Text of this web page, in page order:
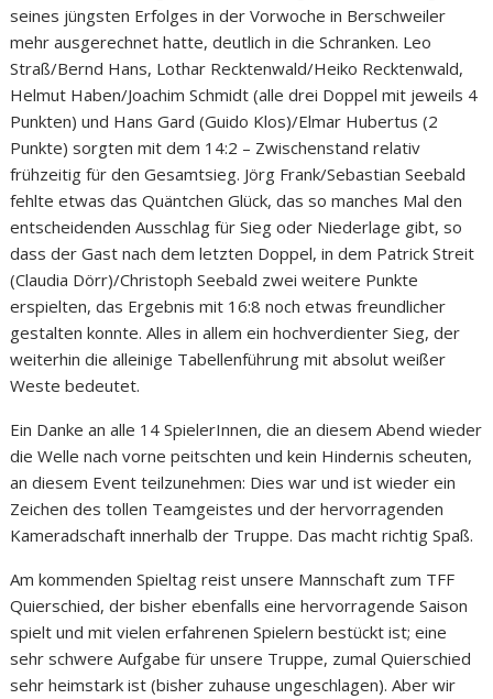
seines jüngsten Erfolges in der Vorwoche in Berschweiler
mehr ausgerechnet hatte, deutlich in die Schranken. Leo
Straß/Bernd Hans, Lothar Recktenwald/Heiko Recktenwald,
Helmut Haben/Joachim Schmidt (alle drei Doppel mit jeweils 4
Punkten) und Hans Gard (Guido Klos)/Elmar Hubertus (2
Punkte) sorgten mit dem 14:2 – Zwischenstand relativ
frühzeitig für den Gesamtsieg. Jörg Frank/Sebastian Seebald
fehlte etwas das Quäntchen Glück, das so manches Mal den
entscheidenden Ausschlag für Sieg oder Niederlage gibt, so
dass der Gast nach dem letzten Doppel, in dem Patrick Streit
(Claudia Dörr)/Christoph Seebald zwei weitere Punkte
erspielten, das Ergebnis mit 16:8 noch etwas freundlicher
gestalten konnte. Alles in allem ein hochverdienter Sieg, der
weiterhin die alleinige Tabellenführung mit absolut weißer
Weste bedeutet.
Ein Danke an alle 14 SpielerInnen, die an diesem Abend wieder
die Welle nach vorne peitschten und kein Hindernis scheuten,
an diesem Event teilzunehmen: Dies war und ist wieder ein
Zeichen des tollen Teamgeistes und der hervorragenden
Kameradschaft innerhalb der Truppe. Das macht richtig Spaß.
Am kommenden Spieltag reist unsere Mannschaft zum TFF
Quierschied, der bisher ebenfalls eine hervorragende Saison
spielt und mit vielen erfahrenen Spielern bestückt ist; eine
sehr schwere Aufgabe für unsere Truppe, zumal Quierschied
sehr heimstark ist (bisher zuhause ungeschlagen). Aber wir